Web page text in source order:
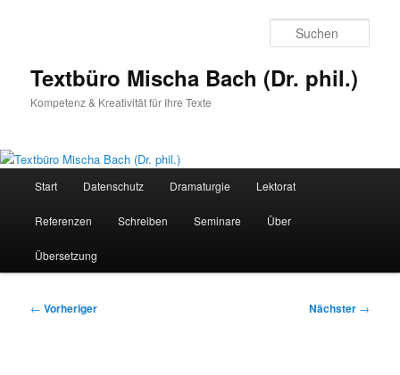
Textbüro Mischa Bach (Dr. phil.)
Kompetenz & Kreativität für Ihre Texte
Start Datenschutz Dramaturgie Lektorat
Referenzen Schreiben Seminare Über
Übersetzung
Beitragsnavigation
← Vorheriger Nächster →